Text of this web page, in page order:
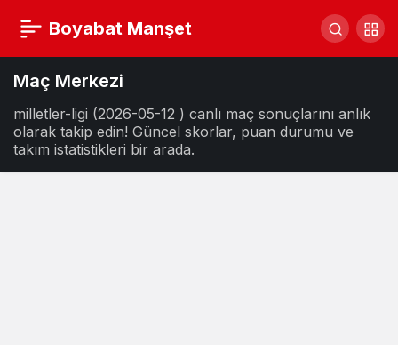
Boyabat Manşet
Maç Merkezi
milletler-ligi (2026-05-12 ) canlı maç sonuçlarını anlık
olarak takip edin! Güncel skorlar, puan durumu ve
takım istatistikleri bir arada.